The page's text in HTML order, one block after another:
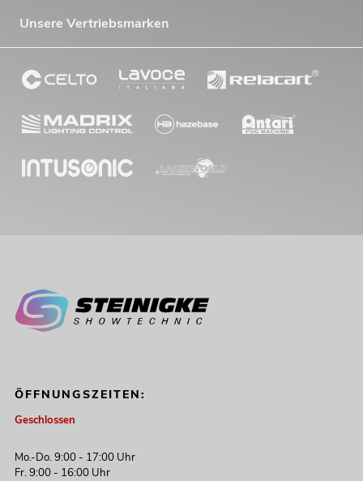
Unsere Vertriebsmarken
ÖFFNUNGSZEITEN:
Geschlossen
Mo.-Do. 9:00 - 17:00 Uhr
Fr. 9:00 - 16:00 Uhr